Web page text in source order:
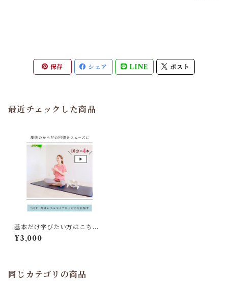
保存 シェア LINE ポスト
最近チェックした商品
基本だけ学びたい方はこち
ら！初級編【骨盤底筋・横隔
膜・多裂筋４つ動画セット】
¥3,000
同じカテゴリの商品